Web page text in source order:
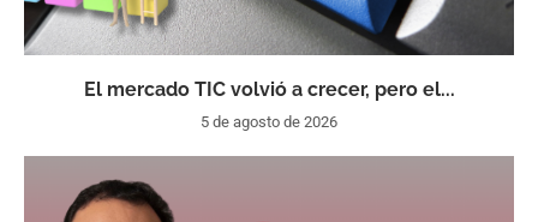
El mercado TIC volvió a crecer, pero el...
5 de agosto de 2026